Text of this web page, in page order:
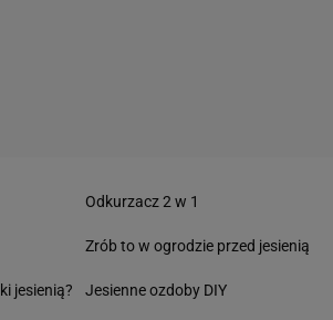
jesienią?
Odkurzacz 2 w 1
Zrób to w ogrodzie przed jesienią
Jesienne ozdoby DIY